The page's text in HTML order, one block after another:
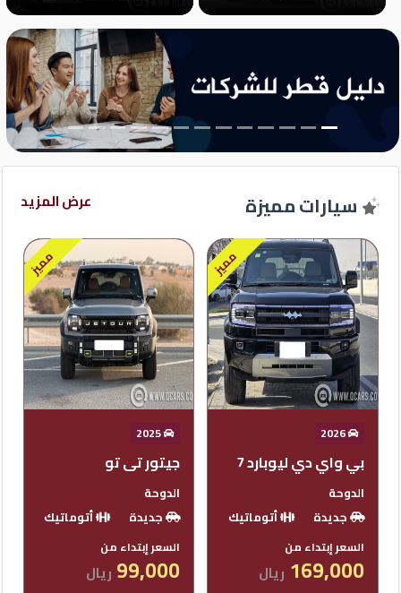
مطلوب
شركات
مميزة
إتصل
بنا
المنتدى
كيو
مزاد
كيو
نمبر
كيو
كيو
ماركت
الدليل
سيارات مميزة عرض المزيد
مميز
2025
جيتور تى تو
الدوحة
جديدة
أتوماتيك
السعر إبتداء من
99,000ريال
مميز
2020
لاند روفر رنج فوج
سوبرتشارج
الدوحة
مستعملة
السعر إبتداء من